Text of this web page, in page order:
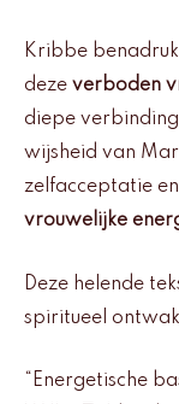
Kribbe
deze verboden
diepe
wijsheid van
zelfacceptatie en
vrouwelijke
Deze helende
spiritueel
“Energetische